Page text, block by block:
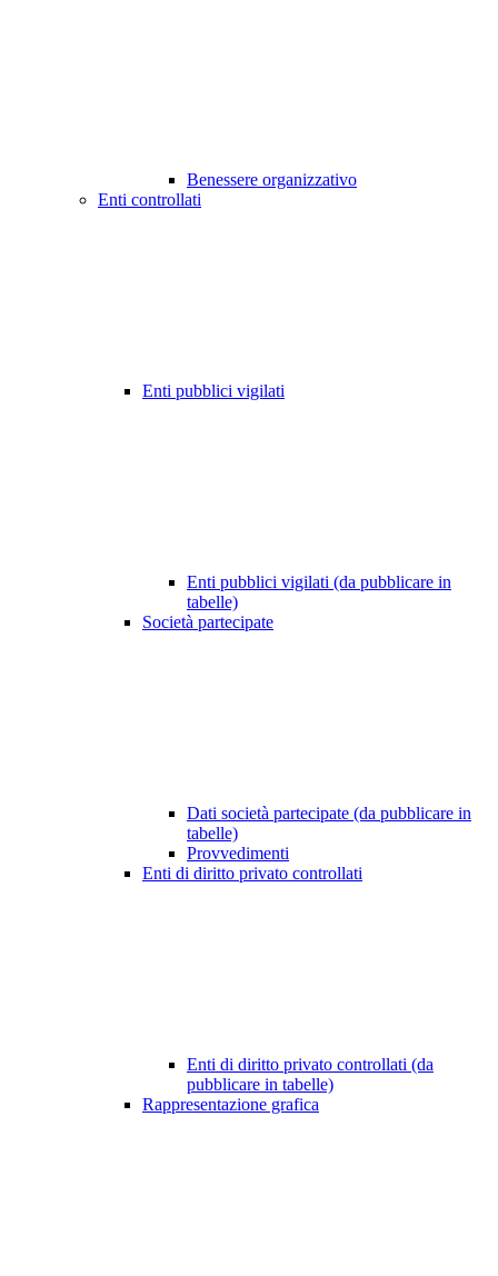
Benessere organizzativo
Enti controllati
Enti pubblici vigilati
Enti pubblici vigilati (da pubblicare in
tabelle)
Società partecipate
Dati società partecipate (da pubblicare in
tabelle)
Provvedimenti
Enti di diritto privato controllati
Enti di diritto privato controllati (da
pubblicare in tabelle)
Rappresentazione grafica